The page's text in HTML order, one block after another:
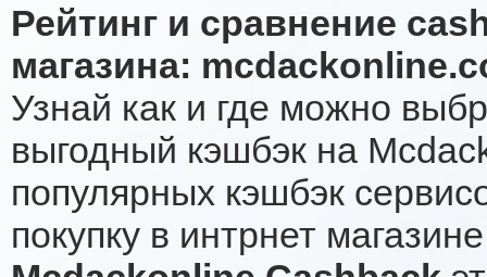
Рейтинг и сравнение
магазина:
Узнай как и где можно
выгодный кэшбэк на
популярных кэшбэк
покупку в интрнет